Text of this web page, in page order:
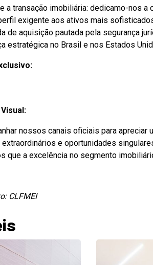
a transação imobiliária: dedicamo-nos a
exigente aos ativos mais
de aquisição pautada pela segurança
estratégica no Brasil e nos Estados
nossos canais oficiais para apreciar
e oportunidades
que a excelência no segmento
CLFMEI